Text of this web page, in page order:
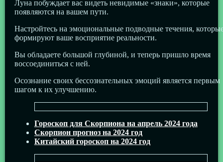
Луна побуждает вас видеть невидимые «знаки», которые
появляются на вашем пути.
Настройтесь на эмоциональные подводные течения,
формируют ваше восприятие реальности.
Вы обладаете большой глубиной, и теперь пришло время
воссоединиться с ней.
Осознание своих бессознательных эмоций является первым
шагом к их улучшению.
Гороскоп для Скорпиона на апрель 2024 года
Скорпион прогноз на 2024 год
Китайский гороскоп на 2024 год